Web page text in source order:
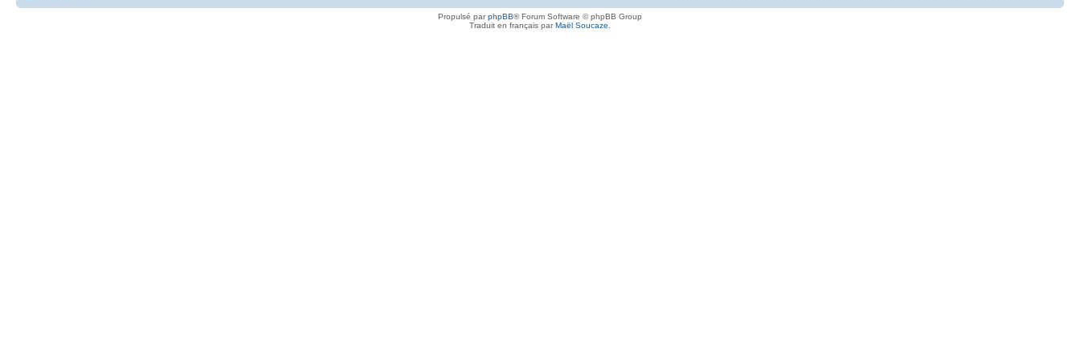
Propulsé parphpBB® Forum Software © phpBB Group
Traduit en français parMaël Soucaze